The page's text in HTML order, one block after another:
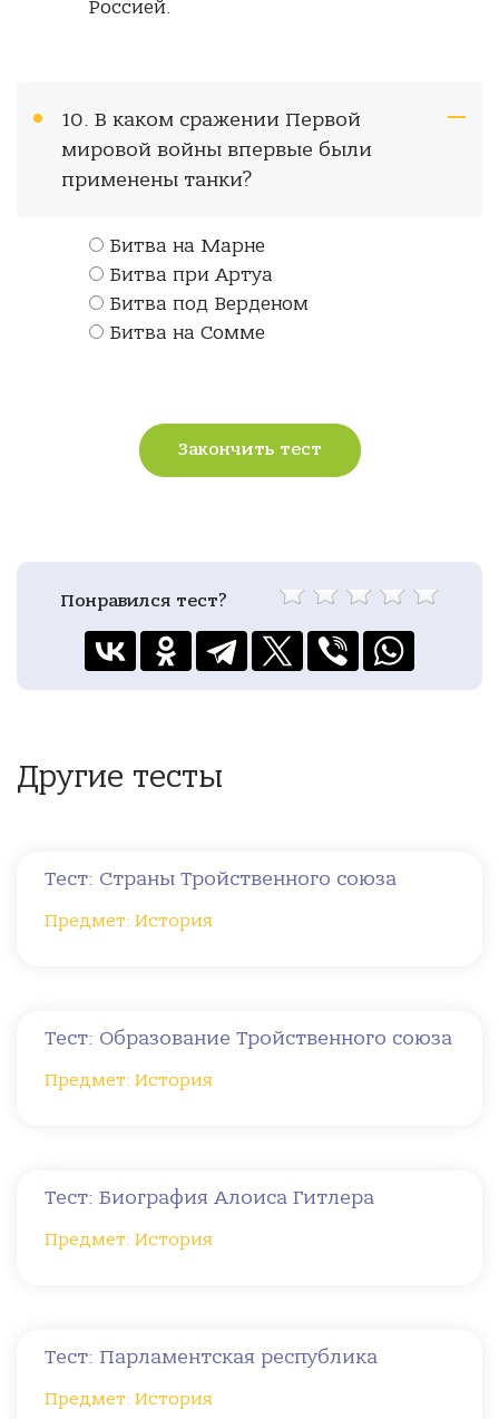
Россией.
10. В каком сражении Первой
мировой войны впервые были
применены танки?
Битва на Марне
Битва при Артуа
Битва под Верденом
Битва на Сомме
Закончить тест
Понравился тест?
Другие тесты
Тест: Страны Тройственного союза
Предмет: История
Тест: Образование Тройственного союза
Предмет: История
Тест: Биография Алоиса Гитлера
Предмет: История
Тест: Парламентская республика
Предмет: История